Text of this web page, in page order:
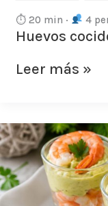
⏱ 20 min · 4
Huevos
Leer más »
Vasitos
de
langostinos
y
aguacate